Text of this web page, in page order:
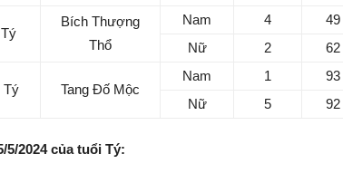
Bích Thượng
Thổ
Nam 4 49
Nữ
2 62
Tý Tang Đố Mộc
Nam 1 93
Nữ
5 92
5/2024 của tuổi Tý: